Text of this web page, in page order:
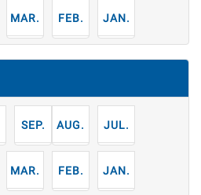
3月 2月 1月
9月 8月 7月
3月 2月 1月